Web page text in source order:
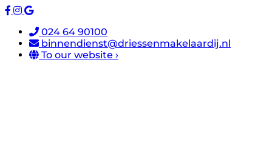
024 64 90100
binnendienst@driessenmakelaardij.nl
To our website ›